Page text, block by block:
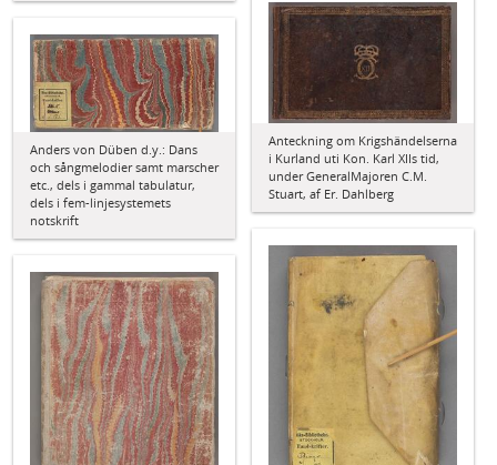
Anteckning om Krigshändelserna
i Kurland uti Kon. Karl XIIs tid,
under GeneralMajoren C.M.
Stuart, af Er. Dahlberg
Anders von Düben d.y.: Dans
och sångmelodier samt marscher
etc., dels i gammal tabulatur,
dels i fem-linjesystemets
notskrift